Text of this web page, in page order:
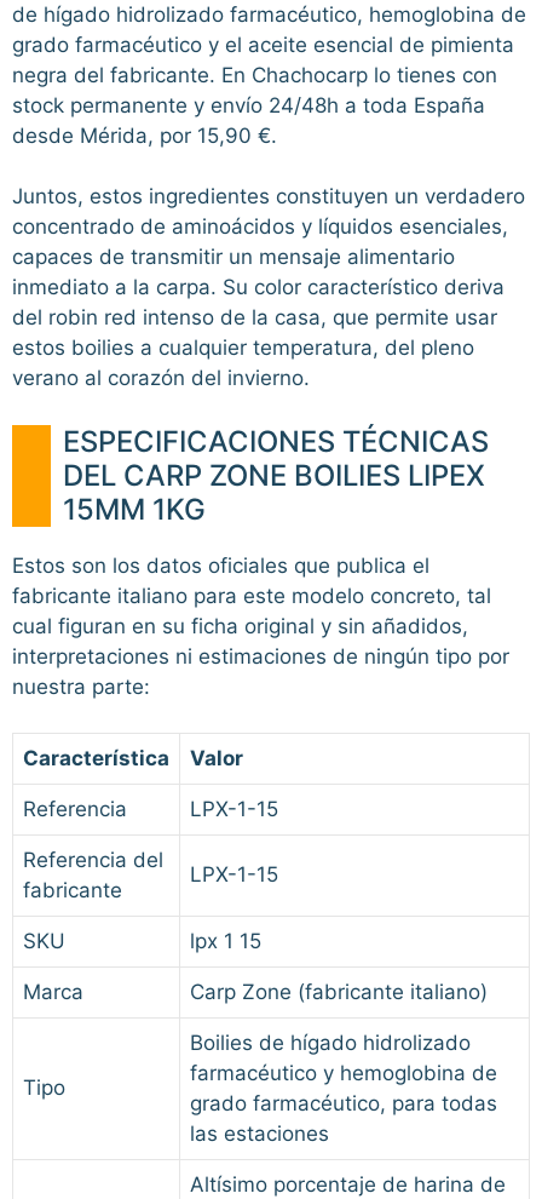
de hígado hidrolizado farmacéutico, hemoglobina de
grado farmacéutico y el aceite esencial de pimienta
negra del fabricante. En Chachocarp lo tienes con
stock permanente y envío 24/48h a toda España
desde Mérida, por 15,90 €.
Juntos, estos ingredientes constituyen un verdadero
concentrado de aminoácidos y líquidos esenciales,
capaces de transmitir un mensaje alimentario
inmediato a la carpa. Su color característico deriva
del robin red intenso de la casa, que permite usar
estos boilies a cualquier temperatura, del pleno
verano al corazón del invierno.
ESPECIFICACIONES TÉCNICAS
DEL CARP ZONE BOILIES LIPEX
15MM 1KG
Estos son los datos oficiales que publica el
fabricante italiano para este modelo concreto, tal
cual figuran en su ficha original y sin añadidos,
interpretaciones ni estimaciones de ningún tipo por
nuestra parte:
Característica Valor
Referencia LPX-1-15
Referencia del
fabricante
LPX-1-15
SKU lpx 1 15
Marca Carp Zone (fabricante italiano)
Tipo
Boilies de hígado hidrolizado
farmacéutico y hemoglobina de
grado farmacéutico, para todas
las estaciones
Altísimo porcentaje de harina de